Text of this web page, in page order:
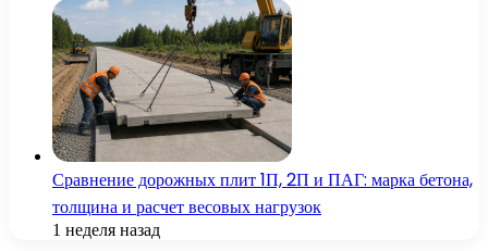
Сравнение дорожных плит 1П, 2П и ПАГ: марка бетона,
толщина и расчет весовых нагрузок
1 неделя назад